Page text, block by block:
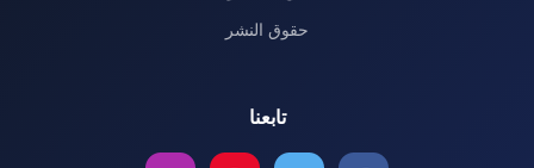
حقوق النشر
تابعنا